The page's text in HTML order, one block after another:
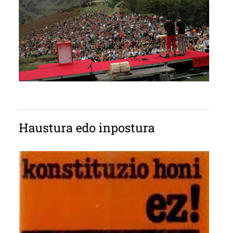
Haustura edo inpostura